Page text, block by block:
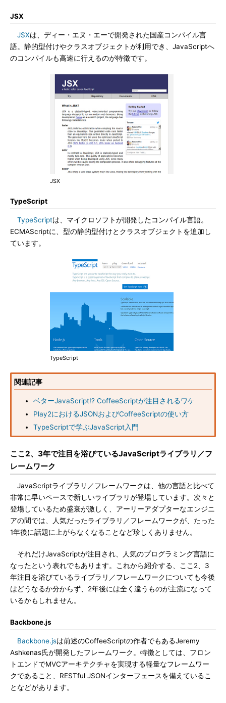
JSX
JSXは、ディー・エヌ・エーで開発された国産コンパイル言
語。静的型付けやクラスオブジェクトが利用でき、JavaScriptへ
のコンパイルも高速に行えるのが特徴です。
JSX
TypeScript
TypeScriptは、マイクロソフトが開発したコンパイル言語。
ECMAScriptに、型の静的型付けとクラスオブジェクトを追加し
ています。
TypeScript
関連記事
ベターJavaScript!? CoffeeScriptが注目されるワケ
Play2におけるJSONおよびCoffeeScriptの使い方
TypeScriptで学ぶJavaScript入門
ここ2、3年で注目を浴びているJavaScriptライブラリ／フ
レームワーク
JavaScriptライブラリ／フレームワークは、他の言語と比べて
非常に早いペースで新しいライブラリが登場しています。次々と
登場しているため盛衰が激しく、アーリーアダプターなエンジニ
アの間では、人気だったライブラリ／フレームワークが、たった
1年後に話題に上がらなくなることなど珍しくありません。
それだけJavaScriptが注目され、人気のプログラミング言語に
なったという表れでもあります。これから紹介する、ここ2、3
年注目を浴びているライブラリ／フレームワークについても今後
はどうなるか分からず、2年後には全く違うものが主流になって
いるかもしれません。
Backbone.js
Backbone.jsは前述のCoffeeScriptの作者でもあるJeremy
Ashkenas氏が開発したフレームワーク。特徴としては、フロン
トエンドでMVCアーキテクチャを実現する軽量なフレームワー
クであること、RESTful JSONインターフェースを備えているこ
となどがあります。